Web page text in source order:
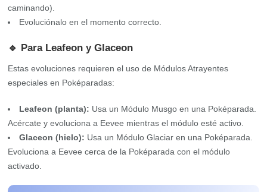
caminando).
Evoluciónalo en el momento correcto.
🔹 Para Leafeon y Glaceon
Estas evoluciones requieren el uso de Módulos Atrayentes
especiales en Poképaradas:
Leafeon (planta): Usa un Módulo Musgo en una Poképarada.
Acércate y evoluciona a Eevee mientras el módulo esté activo.
Glaceon (hielo): Usa un Módulo Glaciar en una Poképarada.
Evoluciona a Eevee cerca de la Poképarada con el módulo
activado.